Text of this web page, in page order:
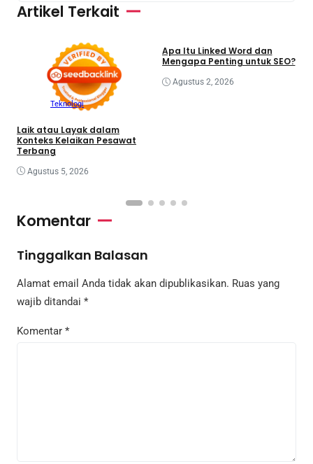
Artikel Terkait
Teknologi
Laik atau Layak dalam
Konteks Kelaikan Pesawat
Terbang
Agustus 5, 2026
Apa Itu Linked Word dan
Mengapa Penting untuk SEO?
Agustus 2, 2026
Komentar
Tinggalkan Balasan
Alamat email Anda tidak akan dipublikasikan. Ruas yang
wajib ditandai *
Komentar *